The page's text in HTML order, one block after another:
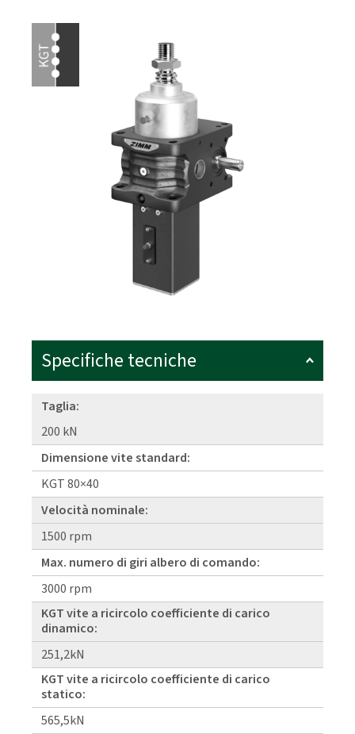
Specifiche tecniche
Taglia:
200 kN
Dimensione vite standard:
KGT 80×40
Velocità nominale:
1500 rpm
Max. numero di giri albero di comando:
3000 rpm
KGT vite a ricircolo coefficiente di carico
dinamico:
251,2kN
KGT vite a ricircolo coefficiente di carico
statico:
565,5kN